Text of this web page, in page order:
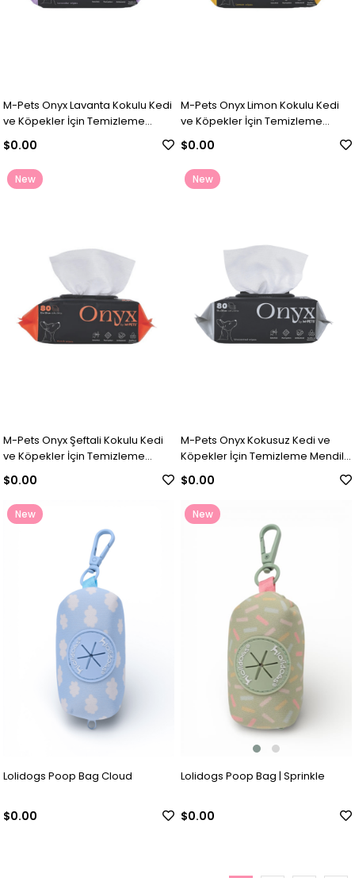
M-Pets Onyx Lavanta Kokulu Kedi
ve Köpekler İçin Temizleme
Mendili 80li
$0.00
M-Pets Onyx Limon Kokulu Kedi
ve Köpekler İçin Temizleme
Mendili 80'li
$0.00
M-Pets Onyx Şeftali Kokulu Kedi
ve Köpekler İçin Temizleme
Mendili 80li
$0.00
New
M-Pets Onyx Kokusuz Kedi ve
Köpekler İçin Temizleme Mendili
80li
$0.00
New
Lolidogs Poop Bag Cloud
$0.00
New
Lolidogs Poop Bag | Sprinkle
$0.00
New